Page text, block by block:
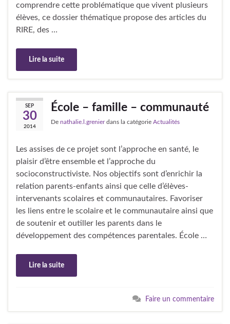
comprendre cette problématique que vivent plusieurs
élèves, ce dossier thématique propose des articles du
RIRE, des …
Lire la suite
SEP
30
2014
École – famille – communauté
De nathalie.l.grenierdans la catégorie Actualités
Les assises de ce projet sont l’approche en santé, le
plaisir d’être ensemble et l’approche du
socioconstructiviste. Nos objectifs sont d’enrichir la
relation parents-enfants ainsi que celle d’élèves-
intervenants scolaires et communautaires. Favoriser
les liens entre le scolaire et le communautaire ainsi que
de soutenir et outiller les parents dans le
développement des compétences parentales. École …
Lire la suite
Faire un commentaire